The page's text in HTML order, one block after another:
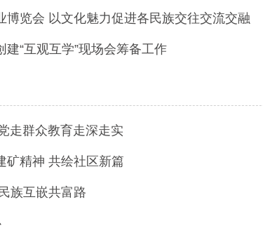
览会 以文化魅力促进各民族交往交流交融
“互观互学”现场会筹备工作
走群众教育走深走实
矿精神 共绘社区新篇
族互嵌共富路